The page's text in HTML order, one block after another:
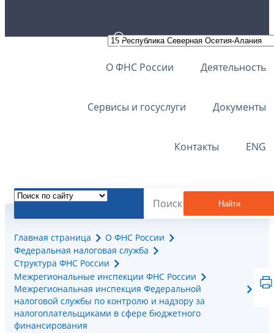
О ФНС России Деятельность
Сервисы и госуслуги Документы
Контакты ENG
Найти
Главная страница
О ФНС России
Федеральная налоговая служба
Структура ФНС России
Межрегиональные инспекции ФНС России
Межрегиональная инспекция Федеральной
налоговой службы по контролю и надзору за
налогоплательщиками в сфере бюджетного
финансирования